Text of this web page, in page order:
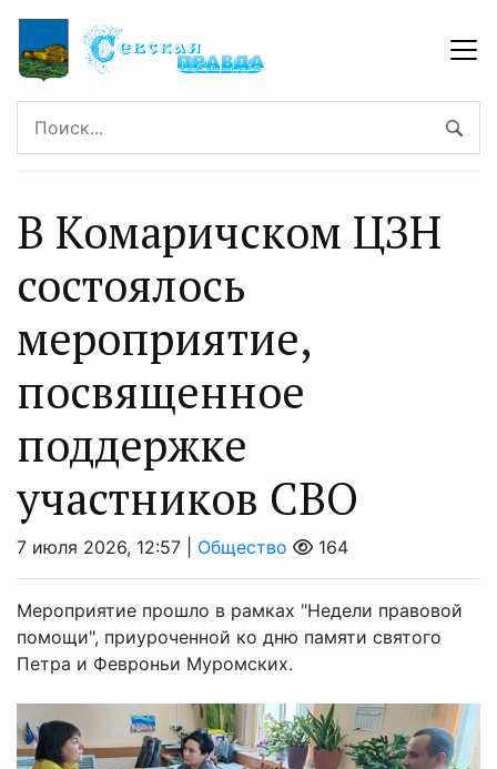
В Комаричском ЦЗН
состоялось
мероприятие,
посвященное
поддержке
участников СВО
7 июля 2026, 12:57 | Общество 164
Мероприятие прошло в рамках "Недели правовой
помощи", приуроченной ко дню памяти святого
Петра и Февроньи Муромских.